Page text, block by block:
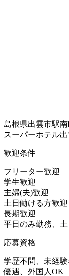
島根県出雲市駅南
スーパーホテル
歓迎条件
フリーター歓迎
学生歓迎
主婦(夫)歓迎
土日働ける方歓迎
長期歓迎
平日のみ勤務、
応募資格
学歴不問、未経
優遇、外国人OK